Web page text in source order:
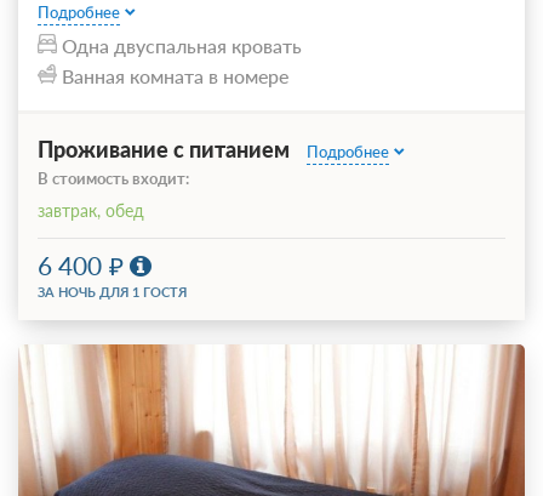
Подробнее
Одна двуспальная кровать
Ванная комната в номере
Проживание с питанием
Подробнее
В стоимость входит:
завтрак, обед
6 400
ЗА НОЧЬ ДЛЯ 1 ГОСТЯ